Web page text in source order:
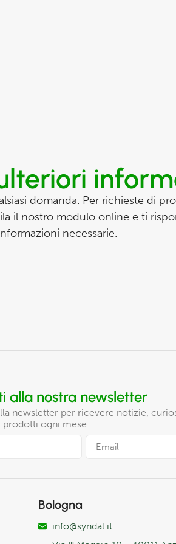
domanda. Per richieste di
il nostro modulo online e ti
necessarie.
alla nostra newsletter
newsletter per ricevere notizie,
prodotti ogni mese.
Bologna
info@syndal.it